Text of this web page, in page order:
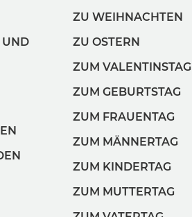
UND
ZU WEIHNACHTEN
ZU OSTERN
ZUM VALENTINSTAG
ZUM GEBURTSTAG
ZUM FRAUENTAG
ZUM MÄNNERTAG
ZUM KINDERTAG
ZUM MUTTERTAG